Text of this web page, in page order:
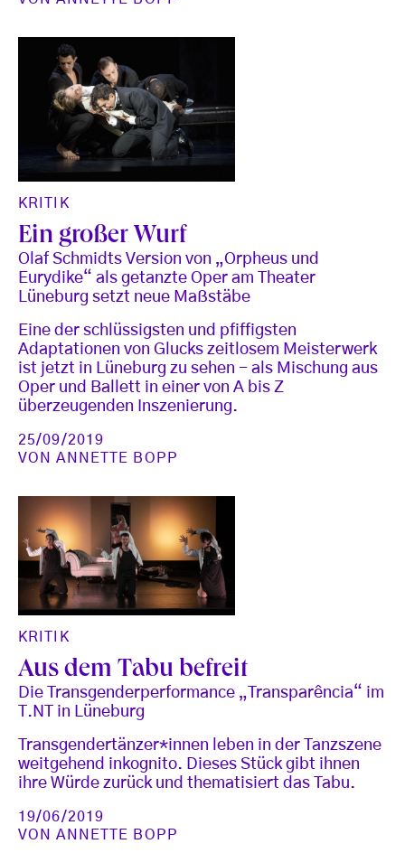
KRITIK
Ein großer Wurf
Olaf Schmidts Version von „Orpheus und
Eurydike“ als getanzte Oper am Theater
Lüneburg setzt neue Maßstäbe
Eine der schlüssigsten und pfiffigsten
Adaptationen von Glucks zeitlosem Meisterwerk
ist jetzt in Lüneburg zu sehen - als Mischung aus
Oper und Ballett in einer von A bis Z
überzeugenden Inszenierung.
25/09/2019
VONANNETTE BOPP
KRITIK
Aus dem Tabu befreit
Die Transgenderperformance „Transparência“ im
T.NT in Lüneburg
Transgendertänzer*innen leben in der Tanzszene
weitgehend inkognito. Dieses Stück gibt ihnen
ihre Würde zurück und thematisiert das Tabu.
19/06/2019
VONANNETTE BOPP